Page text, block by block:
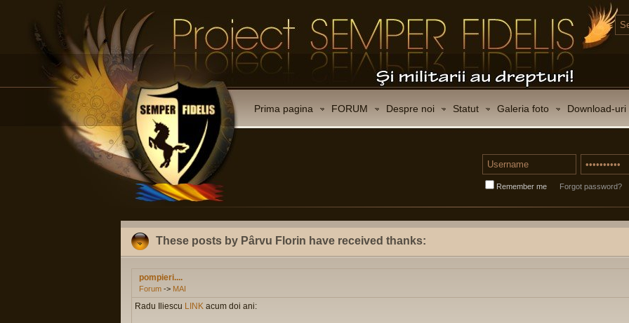
Prima pagina FORUM Despre noi Statut Galeria foto Download-uri
Remember me Forgot password?
These posts by Pârvu Florin have received thanks:
pompieri....
Forum -> MAI
Radu Iliescu LINK acum doi ani: